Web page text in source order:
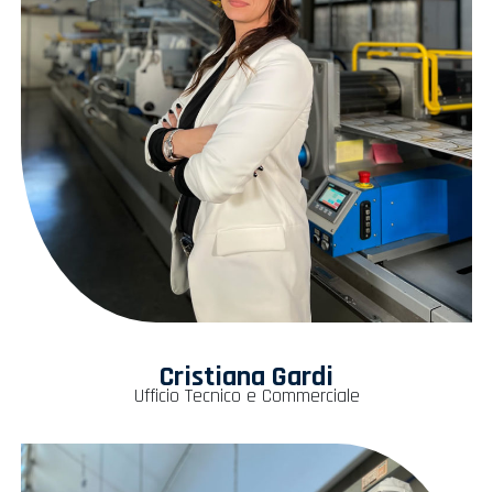
Cristiana Gardi
Ufficio Tecnico e Commerciale